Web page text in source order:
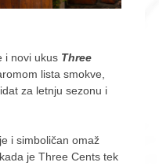
i novi ukus Three
lista smokve,
za letnju sezonu i
i simboličan omaž
je Three Cents tek